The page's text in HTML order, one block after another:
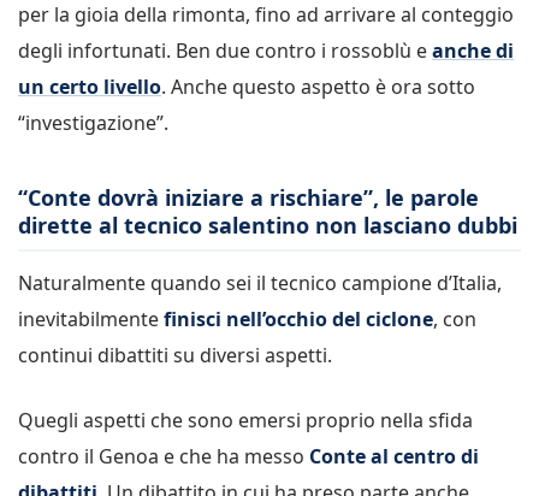
per la gioia della rimonta, fino ad arrivare al conteggio
degli infortunati. Ben due contro i rossoblù eanche di
un certo livello. Anche questo aspetto è ora sotto
“investigazione”.
“Conte dovrà iniziare a rischiare”, le parole
dirette al tecnico salentino non lasciano dubbi
Naturalmente quando sei il tecnico campione d’Italia,
inevitabilmentefinisci nell’occhio del ciclone, con
continui dibattiti su diversi aspetti.
Quegli aspetti che sono emersi proprio nella sfida
contro il Genoa e che ha messo Conte al centro di